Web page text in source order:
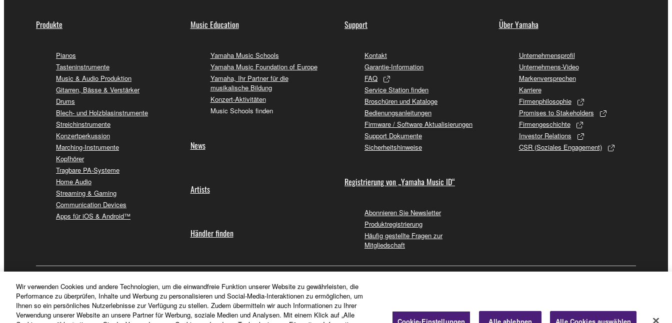
Produkte
Pianos
Tasteninstrumente
Music & Audio Produktion
Gitarren, Bässe & Verstärker
Drums
Blech- und Holzblasinstrumente
Streichinstrumente
Konzertperkussion
Marching-Instrumente
Kopfhörer
Tragbare PA-Systeme
Home Audio
Streaming & Gaming
Communication Devices
Apps für iOS & Android™
Music Education
Yamaha Music Schools
Yamaha Music Foundation of Europe
Yamaha, Ihr Partner für die
musikalische Bildung
Konzert-Aktivitäten
Music Schools finden
News
Artists
Händler finden
Support
Kontakt
Garantie-Information
FAQ
Service Station finden
Broschüren und Kataloge
Bedienungsanleitungen
Firmware / Software Aktualisierungen
Support Dokumente
Sicherheitshinweise
Registrierung von „Yamaha Music ID“
Abonnieren Sie Newsletter
Produktregistrierung
Häufig gestellte Fragen zur
Mitgliedschaft
Über Yamaha
Unternehmensprofil
Unternehmens-Video
Markenversprechen
Karriere
Firmenphilosophie
Promises to Stakeholders
Firmengeschichte
Investor Relations
CSR (Soziales Engagement)
Wir verwenden Cookies und andere Technologien, um die einwandfreie Funktion unserer Website zu gewährleisten, die
Performance zu überprüfen, Inhalte und Werbung zu personalisieren und Social-Media-Interaktionen zu ermöglichen, um
Ihnen so ein persönliches Nutzerlebnisse zur Verfügung zu stellen. Zudem übermitteln wir auch Informationen zu Ihrer
Verwendung unserer Website an unsere Partner für Werbung, soziale Medien und Analysen. Mit einem Klick auf „Alle
Cookie-Einstellungen Alle ablehnen Alle Cookies auswählen